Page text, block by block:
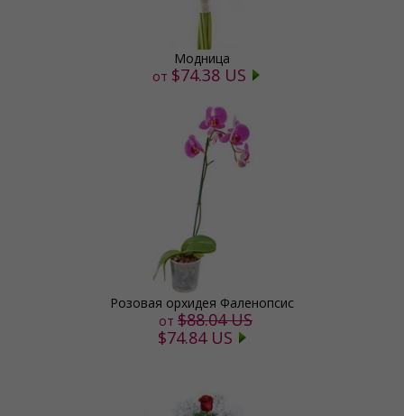
Модница
от $74.38 US
Розовая орхидея Фаленопсис
от $88.04 US
$74.84 US